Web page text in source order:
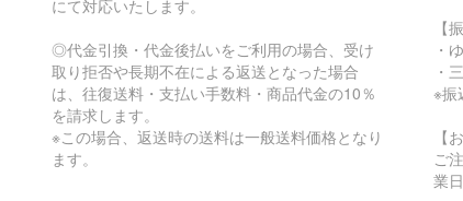
にて対応いたします。
◎代金引換・代金後払いをご利用の場合、受け
取り拒否や長期不在による返送となった場合
は、往復送料・支払い手数料・商品代金の10％
を請求します。
※この場合、返送時の送料は一般送料価格となり
ます。
【
・
・
※振
【
ご
業